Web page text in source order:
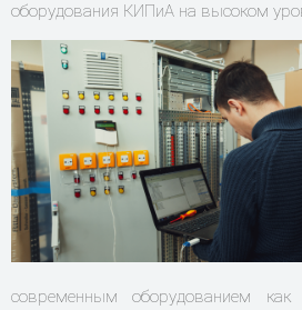
оборудования КИПиА на высоком
современным оборудованием